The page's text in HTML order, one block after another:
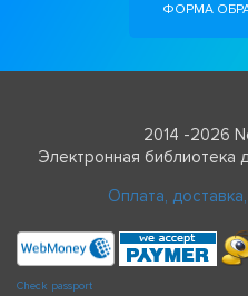
ФОРМА
2014 -2026
Электронная
Оплата,
Check passport